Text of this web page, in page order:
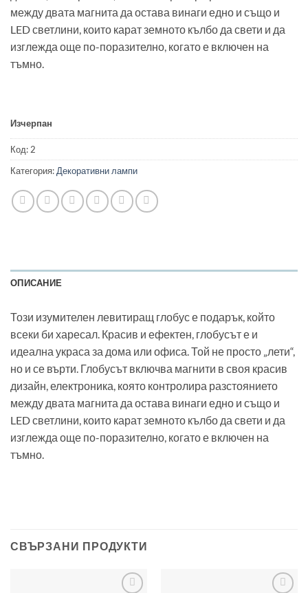
между двата магнита да остава винаги едно и също и
LED светлини, които карат земното кълбо да свети и да
изглежда още по-поразително, когато е включен на
тъмно.
Изчерпан
Код: 2
Категория: Декоративни лампи
ОПИСАНИЕ
Този изумителен левитиращ глобус е подарък, който
всеки би харесал. Красив и ефектен, глобусът е и
идеална украса за дома или офиса. Той не просто „лети“,
но и се върти. Глобусът включва магнити в своя красив
дизайн, електроника, която контролира разстоянието
между двата магнита да остава винаги едно и също и
LED светлини, които карат земното кълбо да свети и да
изглежда още по-поразително, когато е включен на
тъмно.
СВЪРЗАНИ ПРОДУКТИ